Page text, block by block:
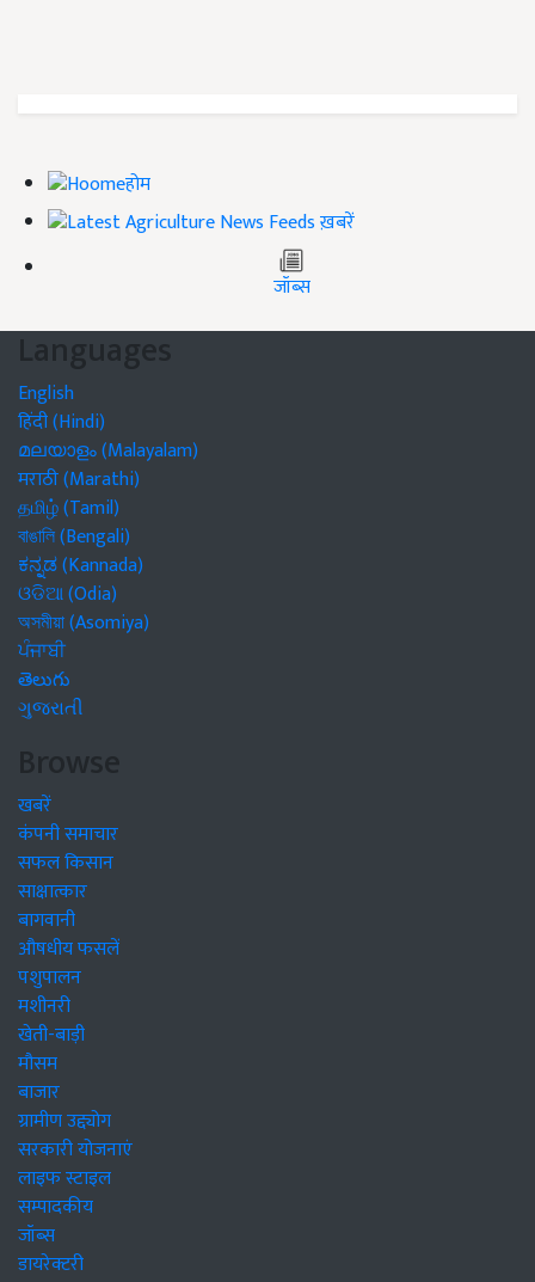
होम
ख़बरें
जॉब्स
Languages
English
हिंदी (Hindi)
മലയാളം (Malayalam)
मराठी (Marathi)
தமிழ் (Tamil)
বাঙালি (Bengali)
ಕನ್ನಡ (Kannada)
ଓଡିଆ (Odia)
অসমীয়া (Asomiya)
ਪੰਜਾਬੀ
తెలుగు
ગુજરાતી
Browse
खबरें
कंपनी समाचार
सफल किसान
साक्षात्कार
बागवानी
औषधीय फसलें
पशुपालन
मशीनरी
खेती-बाड़ी
मौसम
बाजार
ग्रामीण उद्द्योग
सरकारी योजनाएं
लाइफ स्टाइल
सम्पादकीय
जॉब्स
डायरेक्टरी